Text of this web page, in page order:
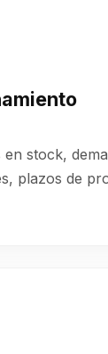
en stock,
plazos de